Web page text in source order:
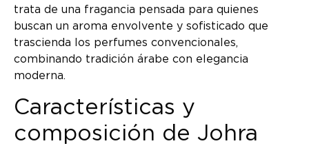
trata de una fragancia pensada para quienes
buscan un aroma envolvente y sofisticado que
trascienda los perfumes convencionales,
combinando tradición árabe con elegancia
moderna.
Características y
composición de Johra